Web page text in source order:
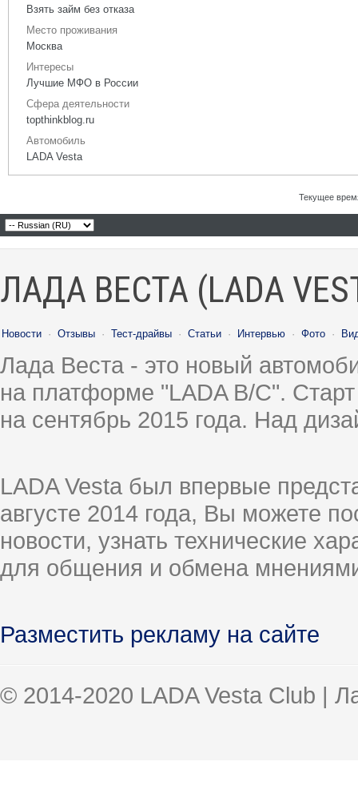
Взять займ без отказа
Место проживания
Москва
Интересы
Лучшие МФО в России
Сфера деятельности
topthinkblog.ru
Автомобиль
LADA Vesta
Текущее
ЛАДА ВЕСТА (LADA
Новости · Отзывы · Тест-драйвы · Статьи · Интервью · Фото ·
Лада Веста - это новый
на платформе "LADA B/C".
на сентябрь 2015 года. Над
LADA Vesta был впервые
августе 2014 года, Вы можете
новости, узнать технические
для общения и обмена
Разместить рекламу на сайте
© 2014-2020 LADA Vesta Club |